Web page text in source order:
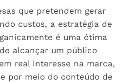
que pretendem gerar
custos, a estratégia de
é uma ótima
alcançar um público
real interesse na marca,
por meio do conteúdo de